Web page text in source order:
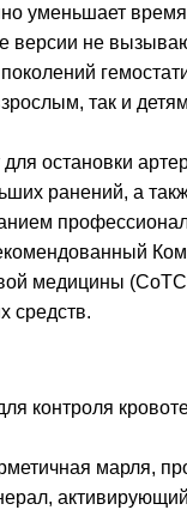
уменьшает
версии не
так и
остановки
ранений, а
медицины
средств.
контроля
марля,
активирующий